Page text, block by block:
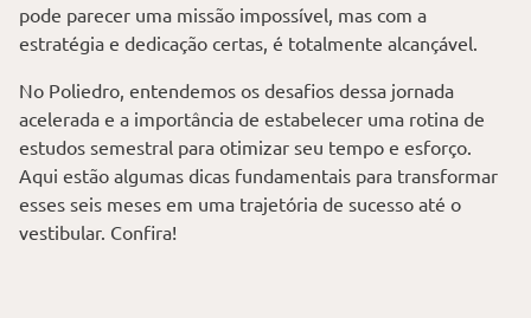
pode parecer uma missão impossível, mas com a
estratégia e dedicação certas, é totalmente alcançável.
No Poliedro, entendemos os desafios dessa jornada
acelerada e a importância de estabelecer uma rotina de
estudos semestral para otimizar seu tempo e esforço.
Aqui estão algumas dicas fundamentais para transformar
esses seis meses em uma trajetória de sucesso até o
vestibular. Confira!